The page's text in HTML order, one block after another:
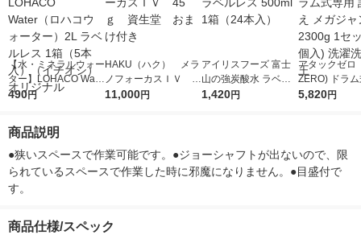
【水・ミネラルウォー
ター】LOHACO Wate
r（ロハコウォータ
シ） オリジナル
490円
HAKU（ハク） メラ
ノフォーカスＩＶ 4
5ｇ 資生堂 おまけ
11,000円
アイリスフーズ 富士
山の強炭酸水 ラベル
レス 500ml 1箱（24
1,420円
アタックゼロ
ZERO) ドラ
詰め替え メガ
5,820円
商品説明
●狭いスペースで作業可能です。●ジョーシャフトが出ないので、限
られているスペースで作業した時に邪魔になりません。●目盛付で
す。
商品仕様/スペック